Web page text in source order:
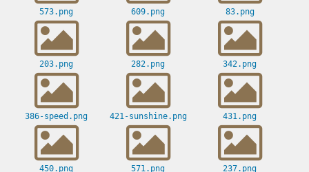
573.png 609.png 83.png
203.png 282.png 342.png
386-speed.png 421-sunshine.png 431.png
450.png 571.png 237.png